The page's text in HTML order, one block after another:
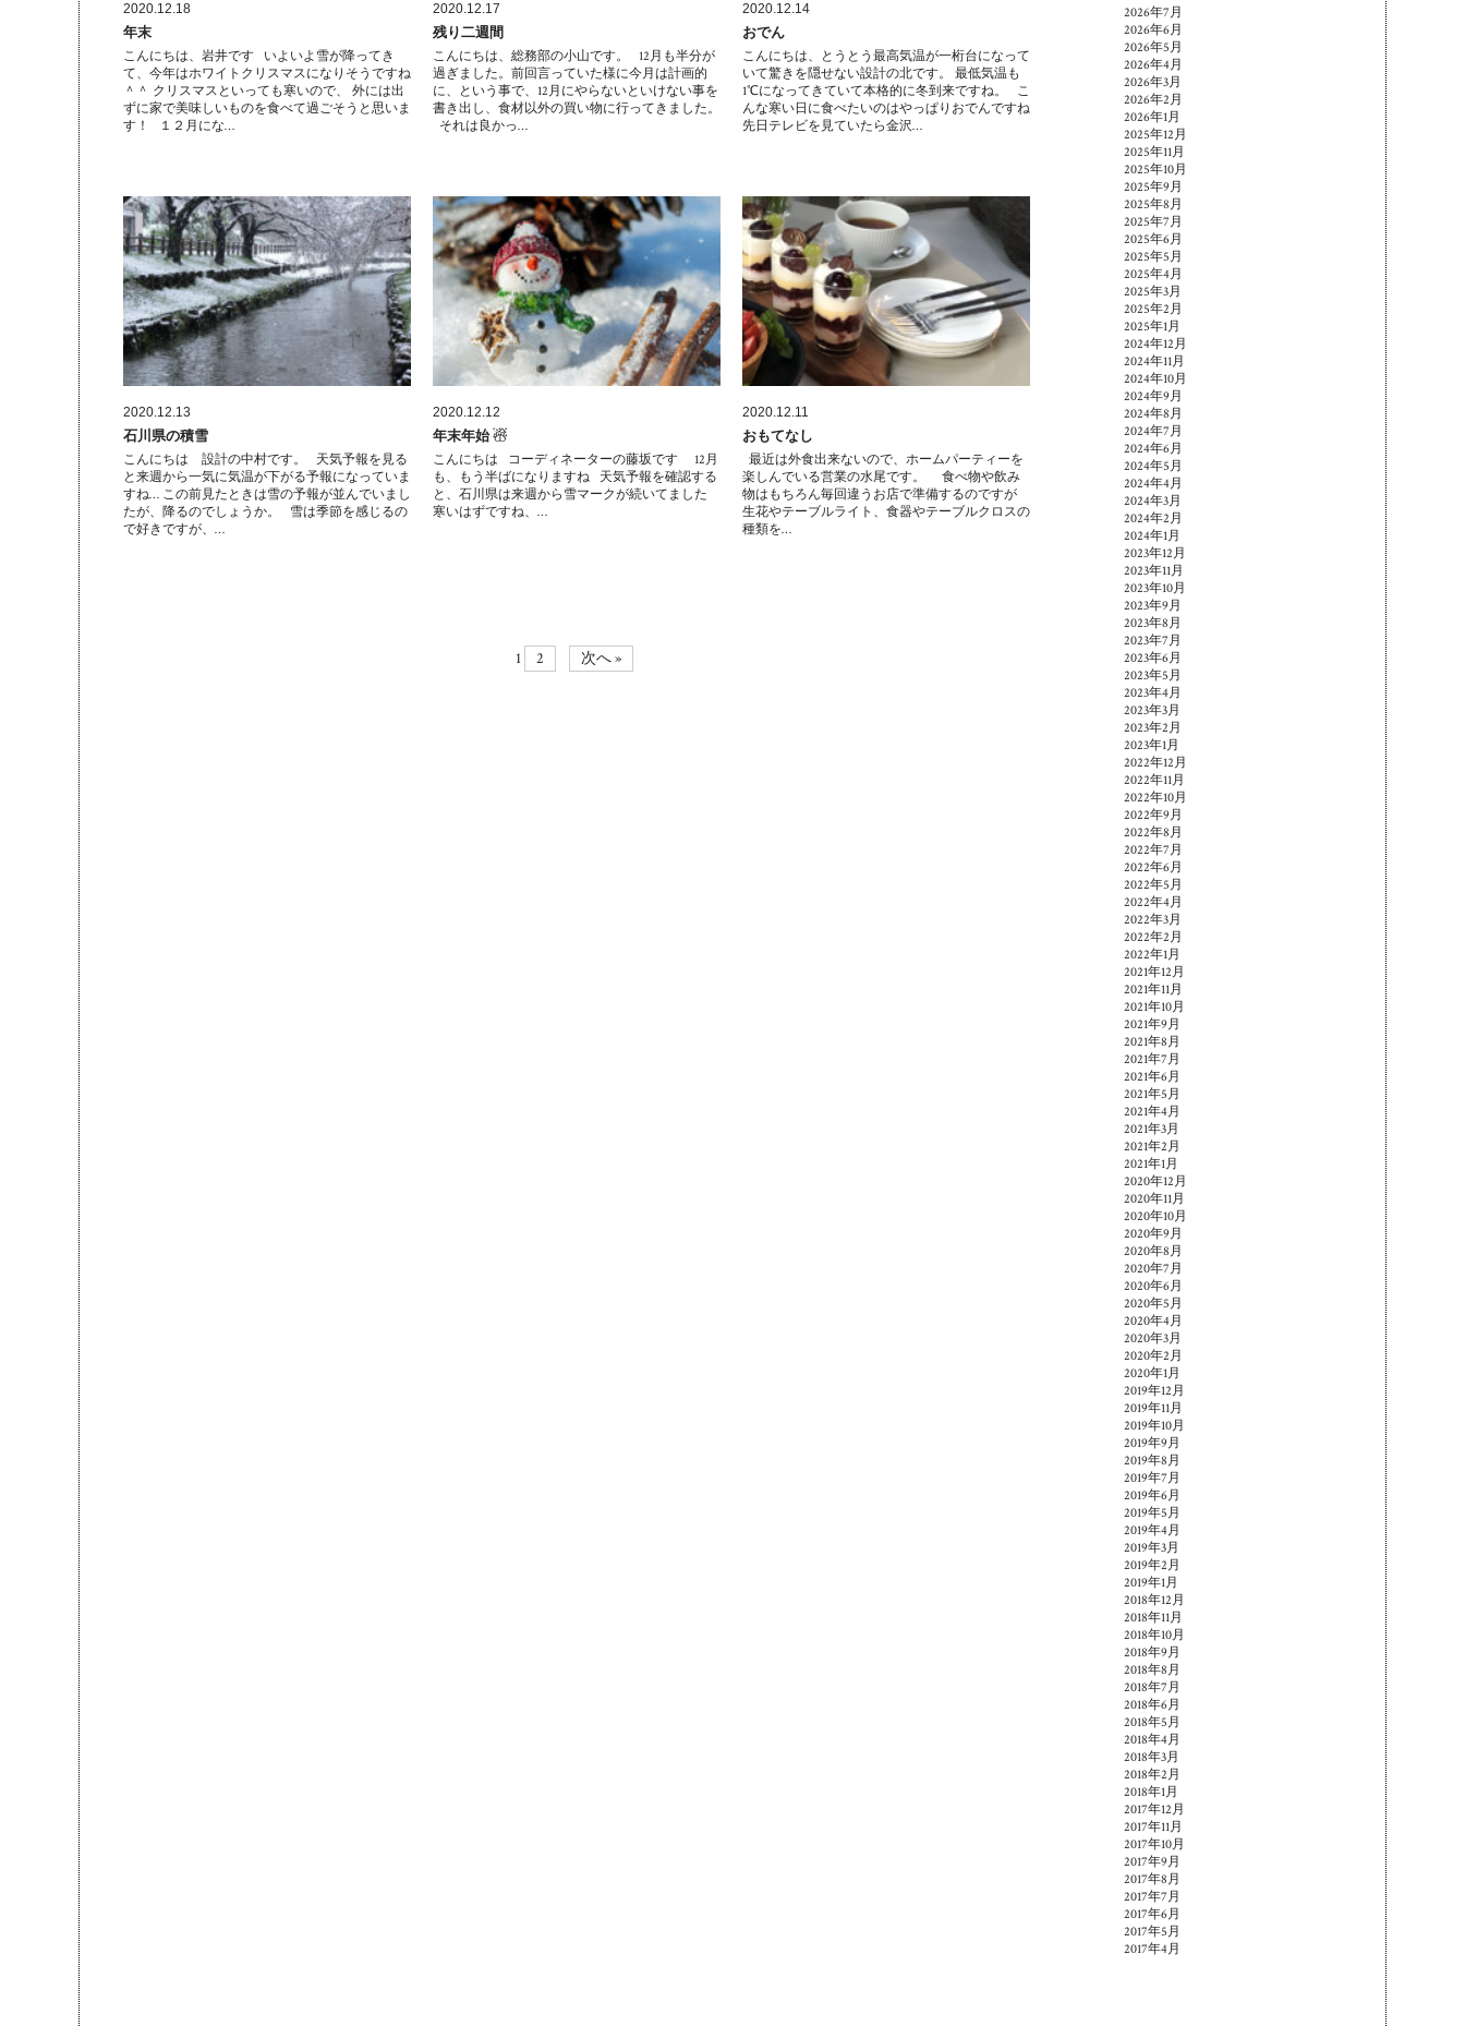
2020.12.18
年末
こんにちは、岩井です いよいよ雪が降ってき
て、今年はホワイトクリスマスになりそうですね
＾＾ クリスマスといっても寒いので、 外には出
ずに家で美味しいものを食べて過ごそうと思いま
す！ １２月にな…
2020.12.17
残り二週間
こんにちは、総務部の小山です。 12月も半分が
過ぎました。前回言っていた様に今月は計画的
に、という事で、12月にやらないといけない事を
書き出し、食材以外の買い物に行ってきました。
それは良かっ…
2020.12.14
おでん
こんにちは、とうとう最高気温が一桁台になって
いて驚きを隠せない設計の北です。 最低気温も
1℃になってきていて本格的に冬到来ですね。 こ
んな寒い日に食べたいのはやっぱりおでんですね
先日テレビを見ていたら金沢…
2020.12.13
石川県の積雪
こんにちは 設計の中村です。 天気予報を見る
と来週から一気に気温が下がる予報になっていま
すね… この前見たときは雪の予報が並んでいまし
たが、降るのでしょうか。 雪は季節を感じるの
で好きですが、…
2020.12.12
年末年始 ☃
こんにちは コーディネーターの藤坂です 12月
も、もう半ばになりますね 天気予報を確認する
と、石川県は来週から雪マークが続いてました
寒いはずですね、…
2020.12.11
おもてなし
最近は外食出来ないので、ホームパーティーを
楽しんでいる営業の水尾です。 食べ物や飲み
物はもちろん毎回違うお店で準備するのですが
生花やテーブルライト、食器やテーブルクロスの
種類を…
1 2 次へ »
2026年7月
2026年6月
2026年5月
2026年4月
2026年3月
2026年2月
2026年1月
2025年12月
2025年11月
2025年10月
2025年9月
2025年8月
2025年7月
2025年6月
2025年5月
2025年4月
2025年3月
2025年2月
2025年1月
2024年12月
2024年11月
2024年10月
2024年9月
2024年8月
2024年7月
2024年6月
2024年5月
2024年4月
2024年3月
2024年2月
2024年1月
2023年12月
2023年11月
2023年10月
2023年9月
2023年8月
2023年7月
2023年6月
2023年5月
2023年4月
2023年3月
2023年2月
2023年1月
2022年12月
2022年11月
2022年10月
2022年9月
2022年8月
2022年7月
2022年6月
2022年5月
2022年4月
2022年3月
2022年2月
2022年1月
2021年12月
2021年11月
2021年10月
2021年9月
2021年8月
2021年7月
2021年6月
2021年5月
2021年4月
2021年3月
2021年2月
2021年1月
2020年12月
2020年11月
2020年10月
2020年9月
2020年8月
2020年7月
2020年6月
2020年5月
2020年4月
2020年3月
2020年2月
2020年1月
2019年12月
2019年11月
2019年10月
2019年9月
2019年8月
2019年7月
2019年6月
2019年5月
2019年4月
2019年3月
2019年2月
2019年1月
2018年12月
2018年11月
2018年10月
2018年9月
2018年8月
2018年7月
2018年6月
2018年5月
2018年4月
2018年3月
2018年2月
2018年1月
2017年12月
2017年11月
2017年10月
2017年9月
2017年8月
2017年7月
2017年6月
2017年5月
2017年4月